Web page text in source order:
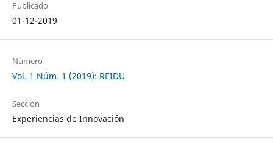
Publicado
01-12-2019
Número
Vol. 1 Núm. 1 (2019): REIDU
Sección
Experiencias de Innovación